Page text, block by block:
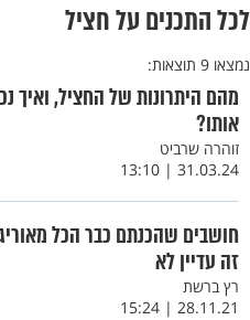
לכל התכנים על חציל
נמצאו 9 תוצאות:
מהם היתרונות של החציל, ואיך
אותו?
זוהרה שרביט
31.03.24 | 13:10
חושבים שהכנתם כבר הכל
זה עדיין לא
רץ ברשת
28.11.21 | 15:24